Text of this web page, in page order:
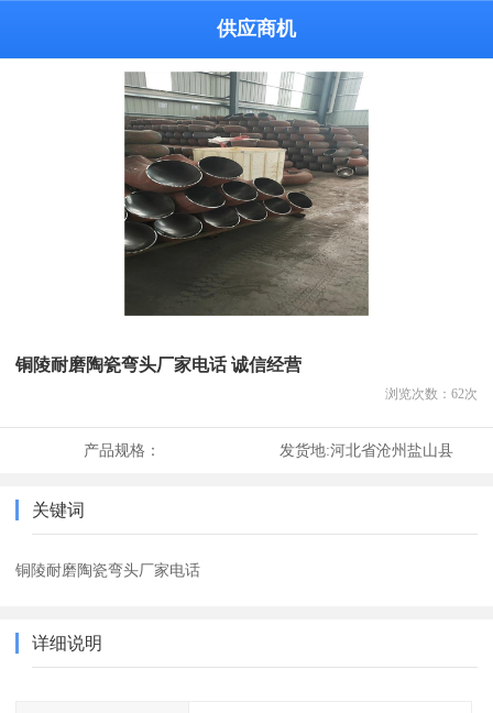
供应商机
铜陵耐磨陶瓷弯头厂家电话 诚信经营
浏览次数： 62次
产品规格： 发货地:河北省沧州盐山县
关键词
铜陵耐磨陶瓷弯头厂家电话
详细说明